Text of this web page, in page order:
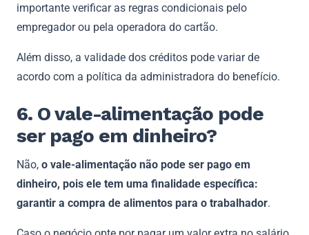
importante verificar as regras condicionais pelo
empregador ou pela operadora do cartão.
Além disso, a validade dos créditos pode variar de
acordo com a política da administradora do benefício.
6. O vale-alimentação pode
ser pago em dinheiro?
Não, o vale-alimentação não pode ser pago em
dinheiro, pois ele tem uma finalidade específica:
garantir a compra de alimentos para o trabalhador.